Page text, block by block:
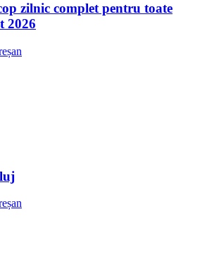
zilnic complet pentru toate
2026